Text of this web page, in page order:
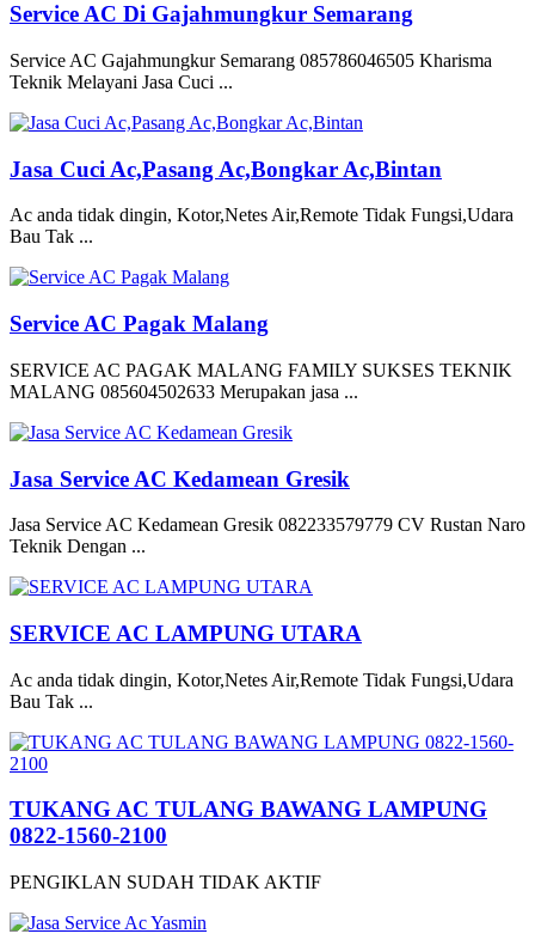
Service AC Di Gajahmungkur Semarang
Service AC Gajahmungkur Semarang 085786046505 Kharisma
Teknik Melayani Jasa Cuci ...
Jasa Cuci Ac,Pasang Ac,Bongkar Ac,Bintan
Ac anda tidak dingin, Kotor,Netes Air,Remote Tidak Fungsi,Udara
Bau Tak ...
Service AC Pagak Malang
SERVICE AC PAGAK MALANG FAMILY SUKSES TEKNIK
MALANG 085604502633 Merupakan jasa ...
Jasa Service AC Kedamean Gresik
Jasa Service AC Kedamean Gresik 082233579779 CV Rustan Naro
Teknik Dengan ...
SERVICE AC LAMPUNG UTARA
Ac anda tidak dingin, Kotor,Netes Air,Remote Tidak Fungsi,Udara
Bau Tak ...
TUKANG AC TULANG BAWANG LAMPUNG
0822-1560-2100
PENGIKLAN SUDAH TIDAK AKTIF